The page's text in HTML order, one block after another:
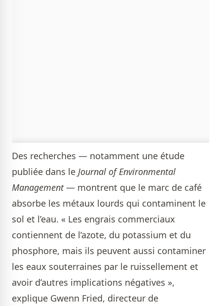
Des recherches — notamment une étude
publiée dans le Journal of Environmental
Management— montrent que le marc de café
absorbe les métaux lourds qui contaminent le
sol et l’eau. « Les engrais commerciaux
contiennent de l’azote, du potassium et du
phosphore, mais ils peuvent aussi contaminer
les eaux souterraines par le ruissellement et
avoir d’autres implications négatives »,
explique Gwenn Fried, directeur de